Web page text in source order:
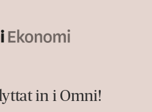
in i Omni!